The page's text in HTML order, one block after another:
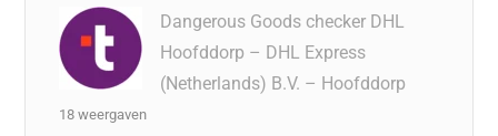
Dangerous Goods checker DHL
Hoofddorp – DHL Express
(Netherlands) B.V. – Hoofddorp
18 weergaven